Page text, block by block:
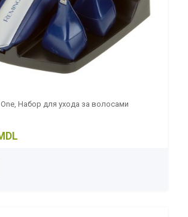
One, Набор для ухода за волосами